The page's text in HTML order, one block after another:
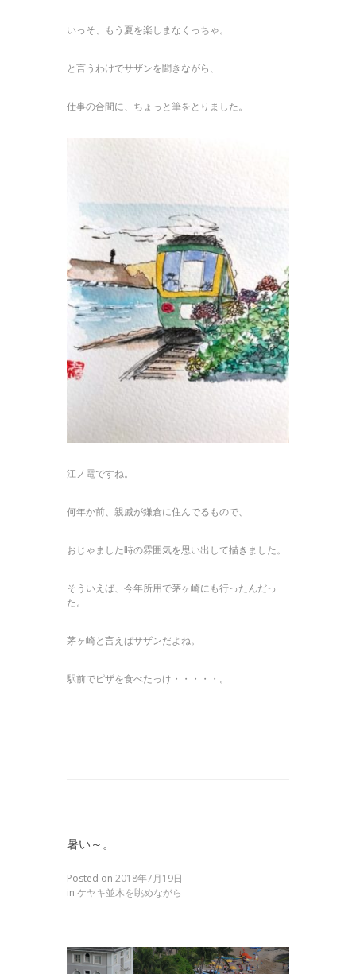
いっそ、もう夏を楽しまなくっちゃ。
と言うわけでサザンを聞きながら、
仕事の合間に、ちょっと筆をとりました。
江ノ電ですね。
何年か前、親戚が鎌倉に住んでるもので、
おじゃました時の雰囲気を思い出して描きました。
そういえば、今年所用で茅ヶ崎にも行ったんだっ
た。
茅ヶ崎と言えばサザンだよね。
駅前でピザを食べたっけ・・・・・。
暑い～。
Posted on 2018年7月19日
in ケヤキ並木を眺めながら